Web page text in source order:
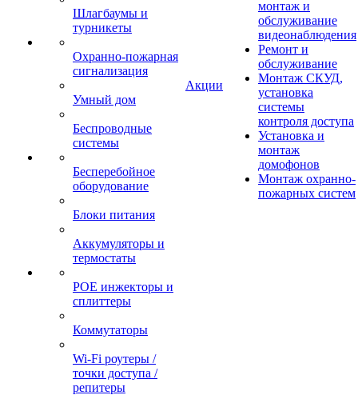
Шлагбаумы и
турникеты
Охранно-пожарная
сигнализация
Умный дом
Беспроводные
системы
Бесперебойное
оборудование
Блоки питания
Аккумуляторы и
термостаты
POE инжекторы и
сплиттеры
Коммутаторы
Wi-Fi роутеры /
точки доступа /
репитеры
Акции
монтаж и
обслуживание
видеонаблюдения
Ремонт и
обслуживание
Монтаж СКУД,
установка
системы
контроля доступа
Установка и
монтаж
домофонов
Монтаж охранно-
пожарных систем